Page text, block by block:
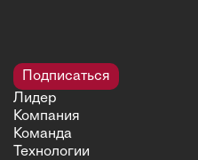
Подписаться
Лидер
Компания
Команда
Технологии